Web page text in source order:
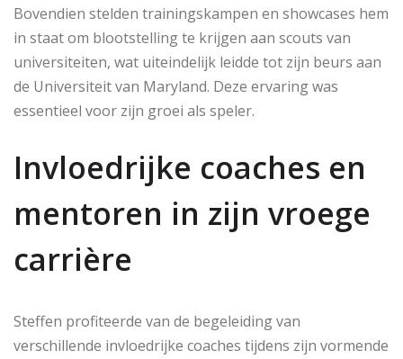
Bovendien stelden trainingskampen en showcases hem
in staat om blootstelling te krijgen aan scouts van
universiteiten, wat uiteindelijk leidde tot zijn beurs aan
de Universiteit van Maryland. Deze ervaring was
essentieel voor zijn groei als speler.
Invloedrijke coaches en
mentoren in zijn vroege
carrière
Steffen profiteerde van de begeleiding van
verschillende invloedrijke coaches tijdens zijn vormende